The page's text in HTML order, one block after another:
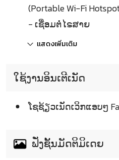
(Portable Wi-Fi
- ເຊື່ອມຕໍ່ໄຣສາຍ
แสดงเพิ่มเติม
ໃຊ້ງານອິນເຕີເນັດ
ໂຊຊ້ຽວເນັດເວິກແອບໆ
ຟັ່ງຊັ້ນມັດຕິມິເດຍ